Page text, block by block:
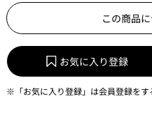
この商品
お気に入り登録
※「お気に入り登録」は会員登録をす